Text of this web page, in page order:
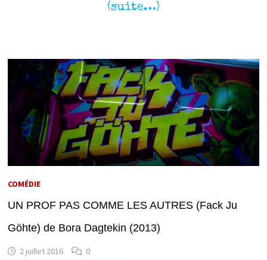
(suite…)
COMÉDIE
UN PROF PAS COMME LES AUTRES (Fack Ju
Göhte) de Bora Dagtekin (2013)
2 juillet 2016 0